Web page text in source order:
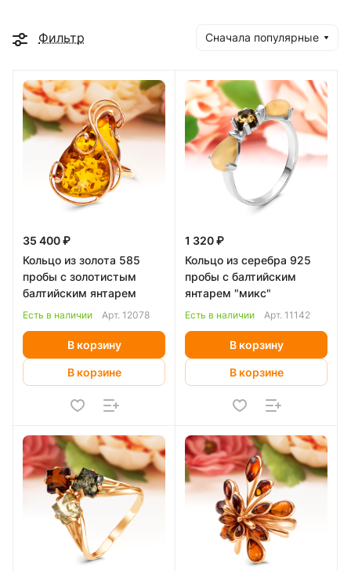
Фильтр Сначала популярные
35 400 ₽
Кольцо из золота 585
пробы с золотистым
балтийским янтарем
Есть в наличии Арт. 12078
В корзину
В корзине
1 320 ₽
Кольцо из серебра 925
пробы с балтийским
янтарем "микс"
Есть в наличии Арт. 11142
В корзину
В корзине